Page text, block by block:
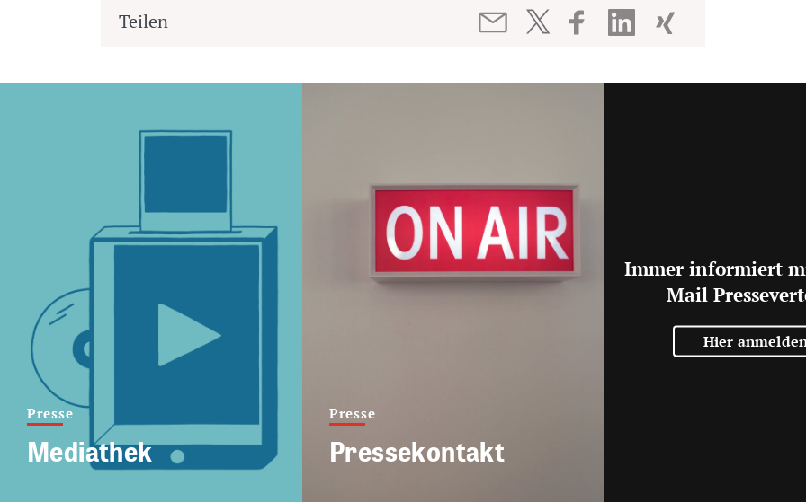
Teilen
Presse
Mediathek
Presse
Pressekontakt
Immer informiert
Mail
Hier